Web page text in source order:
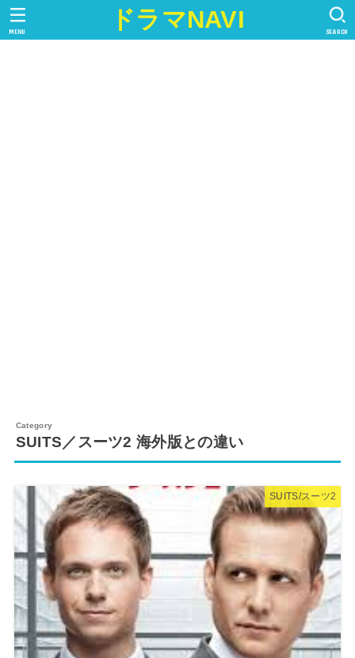
ドラマNAVI SEARCH
MENU
SUITS／スーツ2 海外版との違い
SUITS/スーツ2